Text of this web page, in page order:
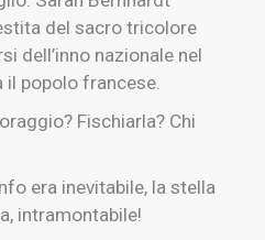
del sacro tricolore
dell’inno nazionale nel
il popolo francese.
Fischiarla? Chi
era inevitabile, la stella
intramontabile!